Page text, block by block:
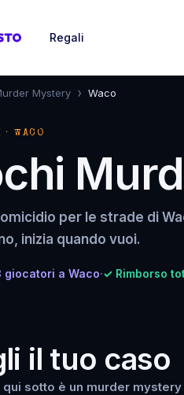
Regali
Mystery › Waco
WACO
per le strade di
inizia quando vuoi.
a Waco·✓ Rimborso
il tuo caso
sotto è un murder